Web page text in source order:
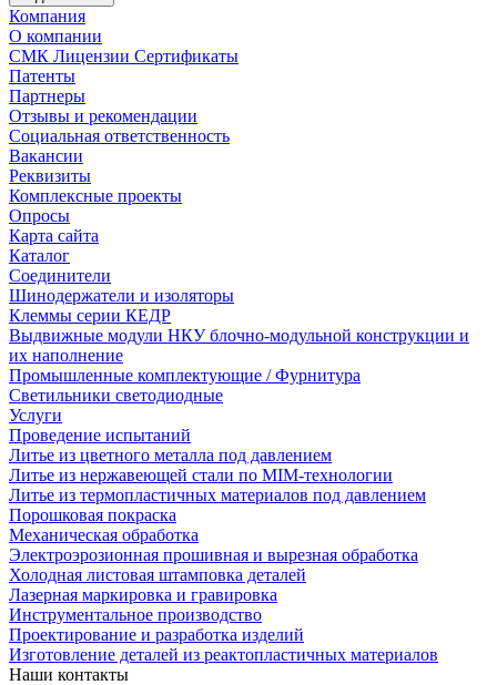
Компания
О компании
СМК Лицензии Сертификаты
Патенты
Партнеры
Отзывы и рекомендации
Социальная ответственность
Вакансии
Реквизиты
Комплексные проекты
Опросы
Карта сайта
Каталог
Соединители
Шинодержатели и изоляторы
Клеммы серии КЕДР
Выдвижные модули НКУ блочно-модульной конструкции и
их наполнение
Промышленные комплектующие / Фурнитура
Светильники светодиодные
Услуги
Проведение испытаний
Литье из цветного металла под давлением
Литье из нержавеющей стали по MIM-технологии
Литье из термопластичных материалов под давлением
Порошковая покраска
Механическая обработка
Электроэрозионная прошивная и вырезная обработка
Холодная листовая штамповка деталей
Лазерная маркировка и гравировка
Инструментальное производство
Проектирование и разработка изделий
Изготовление деталей из реактопластичных материалов
Наши контакты